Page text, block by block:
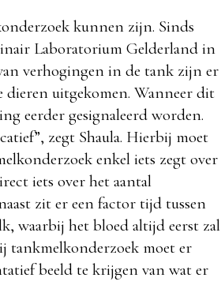
kunnen zijn. Sinds
Laboratorium Gelderland in
verhogingen in de tank zijn er
dieren uitgekomen. Wanneer dit
eerder gesignaleerd worden.
zegt Shaula. Hierbij moet
enkel iets zegt over
iets over het aantal
zit er een factor tijd tussen
waarbij het bloed altijd eerst zal
tankmelkonderzoek moet er
beeld te krijgen van wat er